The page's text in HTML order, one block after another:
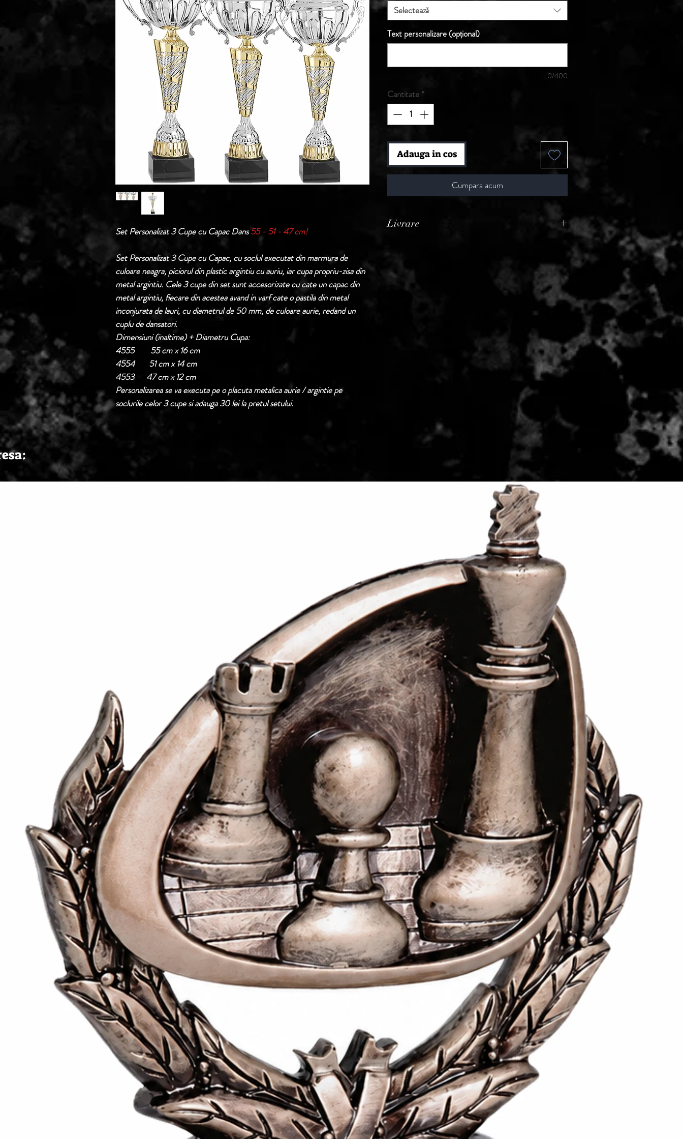
Set Personalizat 3 Cupe cu Capac Dans55 - 51 - 47 cm!
Set Personalizat 3 Cupe cu Capac, cu soclul executat din marmura de
culoare neagra, piciorul din plastic argintiu cu auriu, iar cupa propriu-zisa din
metal argintiu. Cele 3 cupe din set sunt accesorizate cu cate un capac din
metal argintiu, fiecare din acestea avand in varf cate o pastila din metal
inconjurata de lauri, cu diametrul de 50 mm, de culoare aurie, redand un
cuplu de dansatori.
Dimensiuni (inaltime) + Diametru Cupa:
4555 55 cm x 16 cm
4554 51 cm x 14 cm
4553 47 cm x 12 cm
Personalizarea se va executa pe o placuta metalica aurie / argintie pe
soclurile celor 3 cupe si adauga 30 lei la pretul setului.
Selectează
Text personalizare (opțional)
0/400
Cantitate *
Adauga in cos
Cumpara acum
Livrare
confirmarii comenzii de catre Seller.